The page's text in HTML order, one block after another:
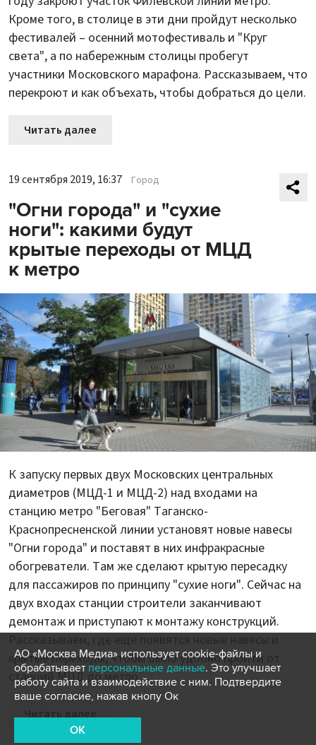
Кроме того, в столице в эти дни пройдут несколько
фестивалей – осенний мотофестиваль и "Круг
света", а по набережным столицы пробегут
участники Московского марафона. Рассказываем, что
перекроют и как объехать, чтобы добраться до цели.
Читать далее
19 сентября 2019, 16:37 Город
"Огни города" и "сухие
ноги": какими будут
крытые переходы от МЦД
к метро
К запуску первых двух Московских центральных
диаметров (МЦД-1 и МЦД-2) над входами на
станцию метро "Беговая" Таганско-
Краснопресненской линии установят новые навесы
"Огни города" и поставят в них инфракрасные
обогреватели. Там же сделают крытую пересадку
для пассажиров по принципу "сухие ноги". Сейчас на
двух входах станции строители заканчивают
демонтаж и приступают к монтажу конструкций.
крытые переходы, чтобы было удобно пройти от
станций МЦД до метро.
Читать далее
АО «Москва Медиа» использует cookie-файлы и
обрабатывает персональные данные. Это улучшает
работу сайта и взаимодействие с ним. Подтвердите
ваше согласие, нажав кнопу Ок
OK